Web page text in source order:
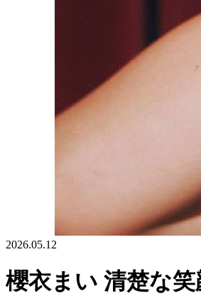
2026.05.12
櫻衣まい 清楚な